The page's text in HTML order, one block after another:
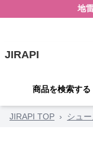
地
JIRAPI
商品を検索する
JIRAPI TOP › シュ